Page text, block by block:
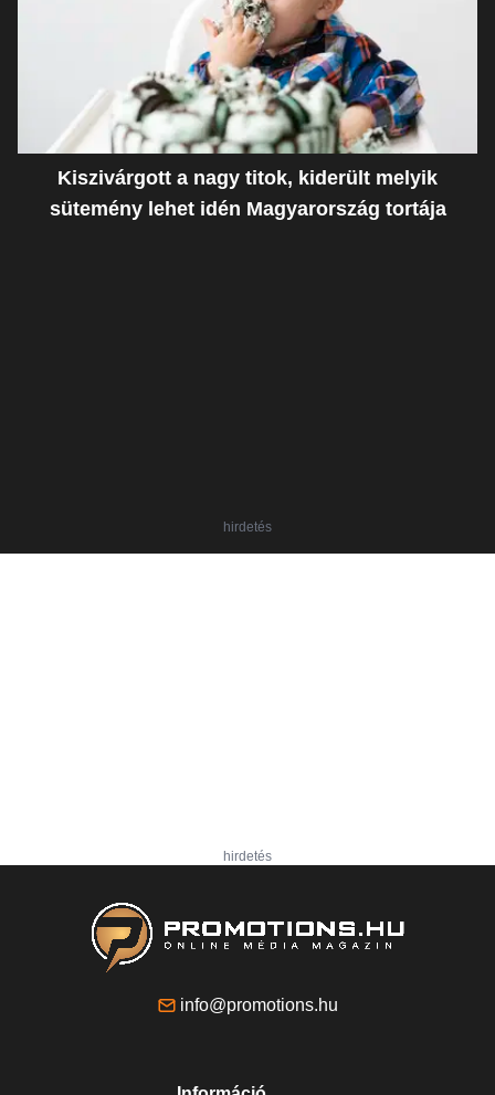
Kiszivárgott a nagy titok, kiderült melyik
sütemény lehet idén Magyarország tortája
hirdetés
hirdetés
info@promotions.hu